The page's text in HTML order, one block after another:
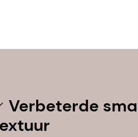
Verbeterde